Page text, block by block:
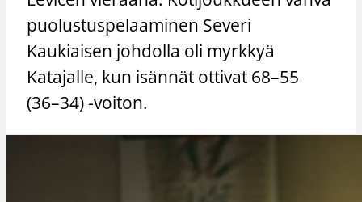
puolustuspelaaminen Severi
Kaukiaisen johdolla oli myrkkyä
Katajalle, kun isännät ottivat 68–55
(36–34) -voiton.